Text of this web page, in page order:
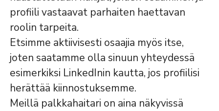
profiili vastaavat parhaiten haettavan
roolin tarpeita.
Etsimme aktiivisesti osaajia myös itse,
joten saatamme olla sinuun yhteydessä
esimerkiksi LinkedInin kautta, jos profiilisi
herättää kiinnostuksemme.
Meillä palkkahaitari on aina näkyvissä